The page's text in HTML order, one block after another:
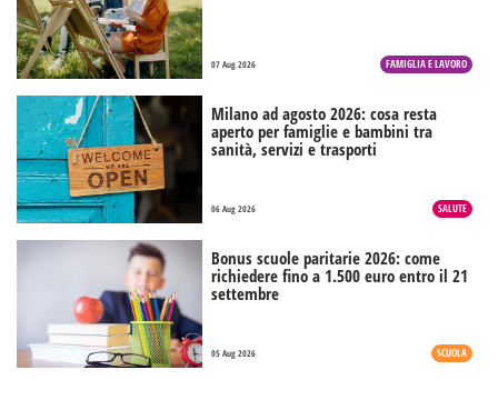
07 Aug 2026 FAMIGLIA E LAVORO
Milano ad agosto 2026: cosa resta
aperto per famiglie e bambini tra
sanità, servizi e trasporti
06 Aug 2026 SALUTE
Bonus scuole paritarie 2026: come
richiedere fino a 1.500 euro entro il 21
settembre
05 Aug 2026 SCUOLA